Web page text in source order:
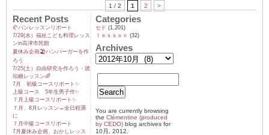
覚！
栗
の
種
の
リ
エ
ー
シ
ョ
ン！！
は
1 / 2 1 2 >
Recent Posts
🥐パンレッスンリポート
7/29(水）福祉こども料理レッス
ンin高津市民館
夏休み企画🏖️ハンバーガーを作
ろう
7/25(土）自由研究を作ろう・琥
珀糖レッスン🌈
7月 初級コースリポート✨️
上級コース 5年生男子作✨️
７月上級コースリポート✨️
７月、8月レッスン→全日程🈵
に
７月中級コースリポート
7月夏休み企画、おかしレッス
Categories
セド (1,201)
ｌｅｓｓｏｎ (32)
Archives
You are currently browsing
the Clémentine (produced
by CEDO)blog archives for
10月, 2012.